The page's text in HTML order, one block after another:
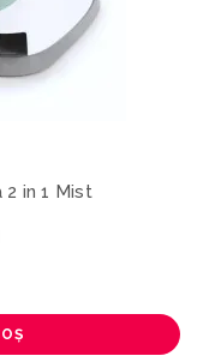
2 in 1 Mist